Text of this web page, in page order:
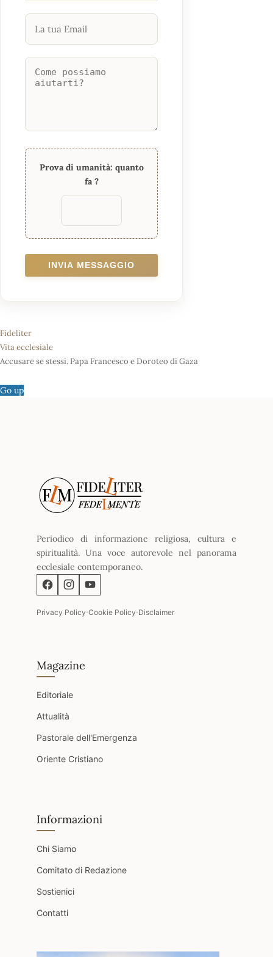
Prova di umanità: quanto
fa ?
INVIA MESSAGGIO
Fideliter
Vita ecclesiale
Accusare se stessi. Papa Francesco e Doroteo di Gaza
Go up
Periodico di informazione religiosa, cultura e
spiritualità. Una voce autorevole nel panorama
ecclesiale contemporaneo.
Privacy Policy·Cookie Policy·Disclaimer
Magazine
Editoriale
Attualità
Pastorale dell'Emergenza
Oriente Cristiano
Informazioni
Chi Siamo
Comitato di Redazione
Sostienici
Contatti